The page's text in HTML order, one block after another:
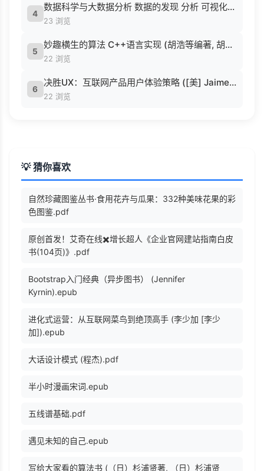
4
数据科学与大数据分析 数据的发现 分析 可视化与表示 ( etc.).epub
23 浏览
5
妙趣横生的算法 C++语言实现 (胡浩等编著, 胡浩等编著, 胡浩).pdf
22 浏览
6
决胜UX：互联网产品用户体验策略 ([美] Jaime Levy [[美] Jaime Levy]).epub
22 浏览
💡 猜你喜欢
自然珍藏图鉴丛书·食用花卉与瓜果：332种美味花果的彩
色图鉴.pdf
原创首发！艾奇在线✖️增长超人《企业官网建站指南白皮
书(104页)》.pdf
Bootstrap入门经典（异步图书） (Jennifer
Kyrnin).epub
进化式运营：从互联网菜鸟到绝顶高手 (李少加 [李少
加]).epub
大话设计模式 (程杰).pdf
半小时漫画宋词.epub
五线谱基础.pdf
遇见未知的自己.epub
写给大家看的算法书 (（日）杉浦贤著, （日）杉浦贤